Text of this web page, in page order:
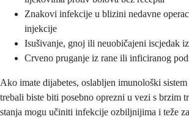
Znakovi infekcije u blizini nedavne
injekcije
Isušivanje, gnoj ili neuobičajeni iscjedak
Crveno pruganje iz rane ili inficiranog
Ako imate dijabetes, oslabljen imunološki
trebali biste biti posebno oprezni u vezi s brzim
stanja mogu učiniti infekcije ozbiljnijima i teže